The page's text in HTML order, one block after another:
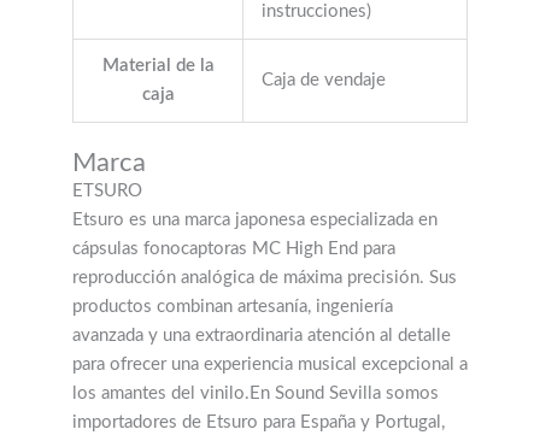
instrucciones)
Material de la
caja
Caja de vendaje
Marca
ETSURO
Etsuro es una marca japonesa especializada en
cápsulas fonocaptoras MC High End para
reproducción analógica de máxima precisión. Sus
productos combinan artesanía, ingeniería
avanzada y una extraordinaria atención al detalle
para ofrecer una experiencia musical excepcional a
los amantes del vinilo.En Sound Sevilla somos
importadores de Etsuro para España y Portugal,